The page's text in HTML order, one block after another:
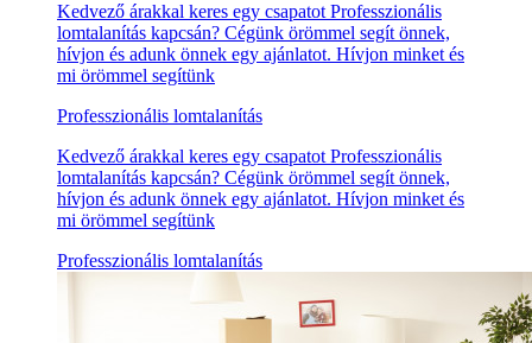
Kedvező árakkal keres egy csapatot Professzionális
lomtalanítás kapcsán? Cégünk örömmel segít önnek,
hívjon és adunk önnek egy ajánlatot. Hívjon minket és
mi örömmel segítünk
Professzionális lomtalanítás
Kedvező árakkal keres egy csapatot Professzionális
lomtalanítás kapcsán? Cégünk örömmel segít önnek,
hívjon és adunk önnek egy ajánlatot. Hívjon minket és
mi örömmel segítünk
Professzionális lomtalanítás